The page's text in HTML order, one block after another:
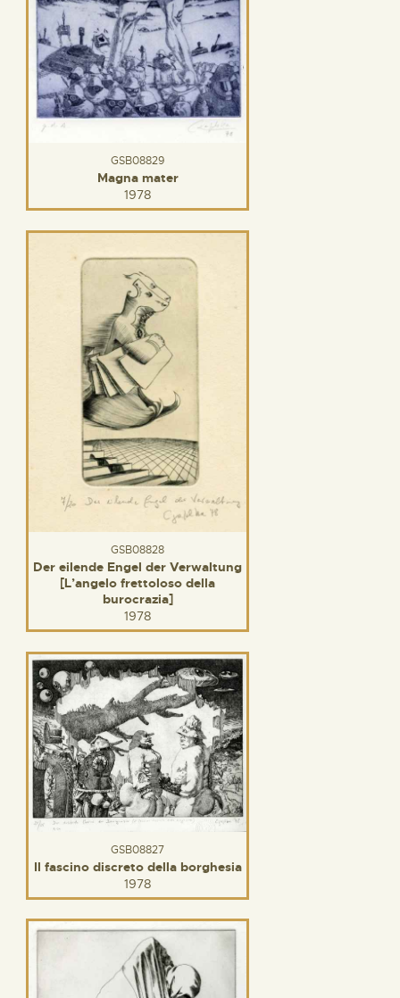
GSB08829
Magna mater
1978
GSB08828
Der eilende Engel der Verwaltung
[L’angelo frettoloso della
burocrazia]
1978
GSB08827
Il fascino discreto della borghesia
1978